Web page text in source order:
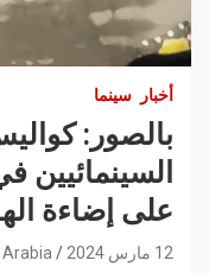
أخبار سينما
بالصور:
السينمائيين
على إضاءة
12 مارس 2024